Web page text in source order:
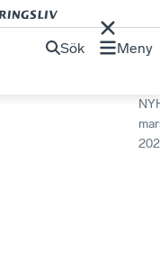
Sök Meny